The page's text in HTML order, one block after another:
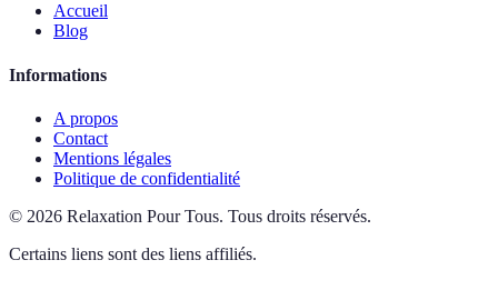
Accueil
Blog
Informations
A propos
Contact
Mentions légales
Politique de confidentialité
© 2026 Relaxation Pour Tous. Tous droits réservés.
Certains liens sont des liens affiliés.